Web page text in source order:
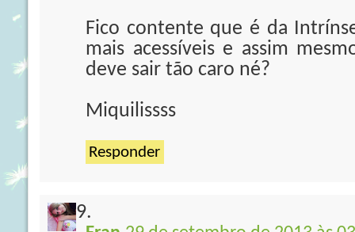
Fico contente que é da
mais acessíveis e assim
deve sair tão caro né?
Miquilissss
Responder